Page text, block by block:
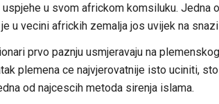
u svom africkom komsiluku.
u vecini africkih zemalja jos uvijek na
prvo paznju usmjeravaju na
plemena ce najvjerovatnije isto uciniti,
od najcescih metoda sirenja islama.